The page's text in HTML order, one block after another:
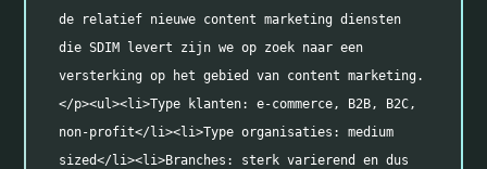
de relatief nieuwe content marketing diensten
die SDIM levert zijn we op zoek naar een
versterking op het gebied van content marketing.
</p><ul><li>Type klanten: e-commerce, B2B, B2C,
non-profit</li><li>Type organisaties: medium
sized</li><li>Branches: sterk varierend en dus